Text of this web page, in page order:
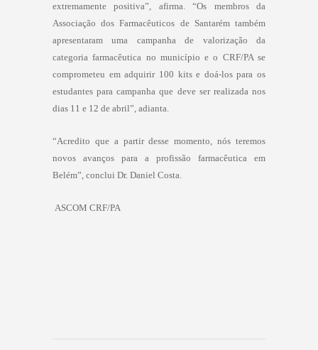
extremamente positiva”, afirma. “Os membros da
Associação dos Farmacêuticos de Santarém também
apresentaram uma campanha de valorização da
categoria farmacêutica no município e o CRF/PA se
comprometeu em adquirir 100 kits e doá-los para os
estudantes para campanha que deve ser realizada nos
dias 11 e 12 de abril”, adianta.
“Acredito que a partir desse momento, nós teremos
novos avanços para a profissão farmacêutica em
Belém”, conclui Dr. Daniel Costa.
ASCOM CRF/PA